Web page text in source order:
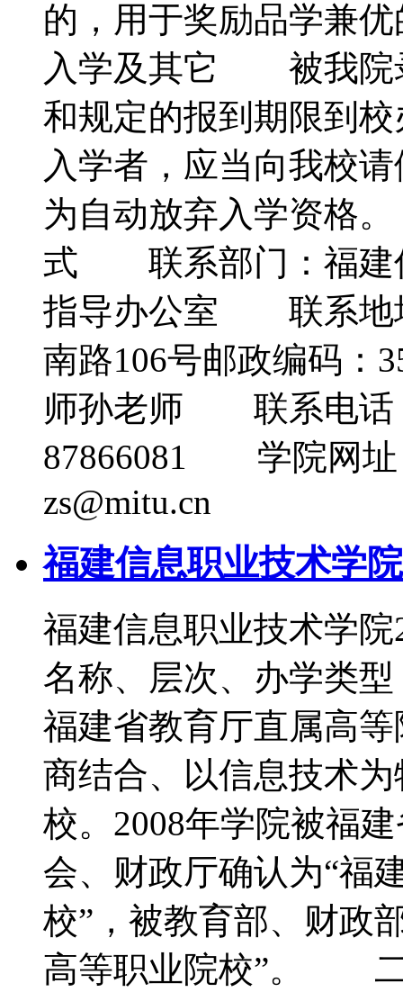
的，用于奖励品学兼
入学及其它 被我院
和规定的报到期限到
入学者，应当向我校
为自动放弃入学资
式 联系部门：福建
指导办公室 联系地
南路106号邮政编码
师孙老师 联系电话
87866081 学院网址
zs@mitu.cn
福建信息职业技术学
福建信息职业技术学
名称、层次、办学类
福建省教育厅直属高
商结合、以信息技术
校。2008年学院被福
会、财政厅确认为“福
校”，被教育部、财政
高等职业院校”。